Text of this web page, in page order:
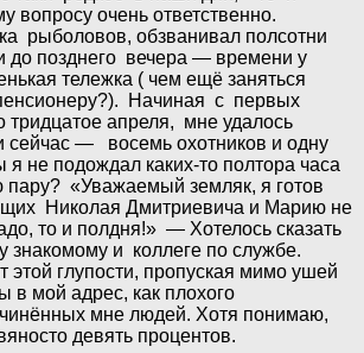
вопросу очень ответственно.
рыболовов, обзванивал полсотни
до позднего вечера — времени у
тележка ( чем ещё заняться
Начиная с первых
апреля, мне удалось
сейчас — восемь охотников и одну
я не подождал каких-то полтора часа
пару? «Уважаемый земляк, я готов
Николая Дмитриевича и Марию не
то и полдня!» — Хотелось сказать
знакомому и коллеге по службе.
этой глупости, пропуская мимо ушей
в мой адрес, как плохого
мне людей. Хотя понимаю,
девять процентов.